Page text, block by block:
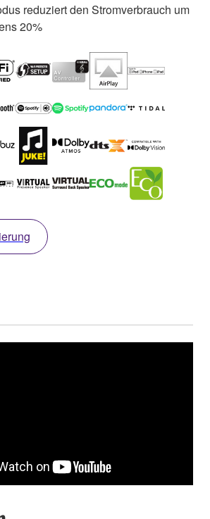
reduziert den Stromverbrauch um
20%